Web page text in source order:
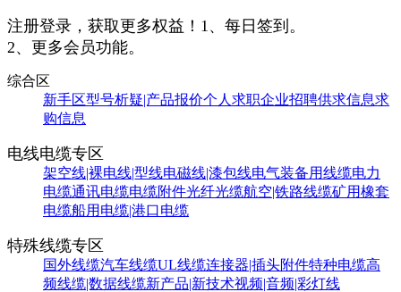
注册登录，获取更多权益！ 1、每日签到。
2、更多会员功能。
综合区
新手区型号析疑|产品报价个人求职企业招聘供求信息求
购信息
电线电缆专区
架空线|裸电线|型线电磁线|漆包线电气装备用线缆电力
电缆通讯电缆电缆附件光纤光缆航空|铁路线缆矿用橡套
电缆船用电缆|港口电缆
特殊线缆专区
国外线缆汽车线缆UL线缆连接器|插头附件特种电缆高
频线缆|数据线缆新产品|新技术视频|音频|彩灯线